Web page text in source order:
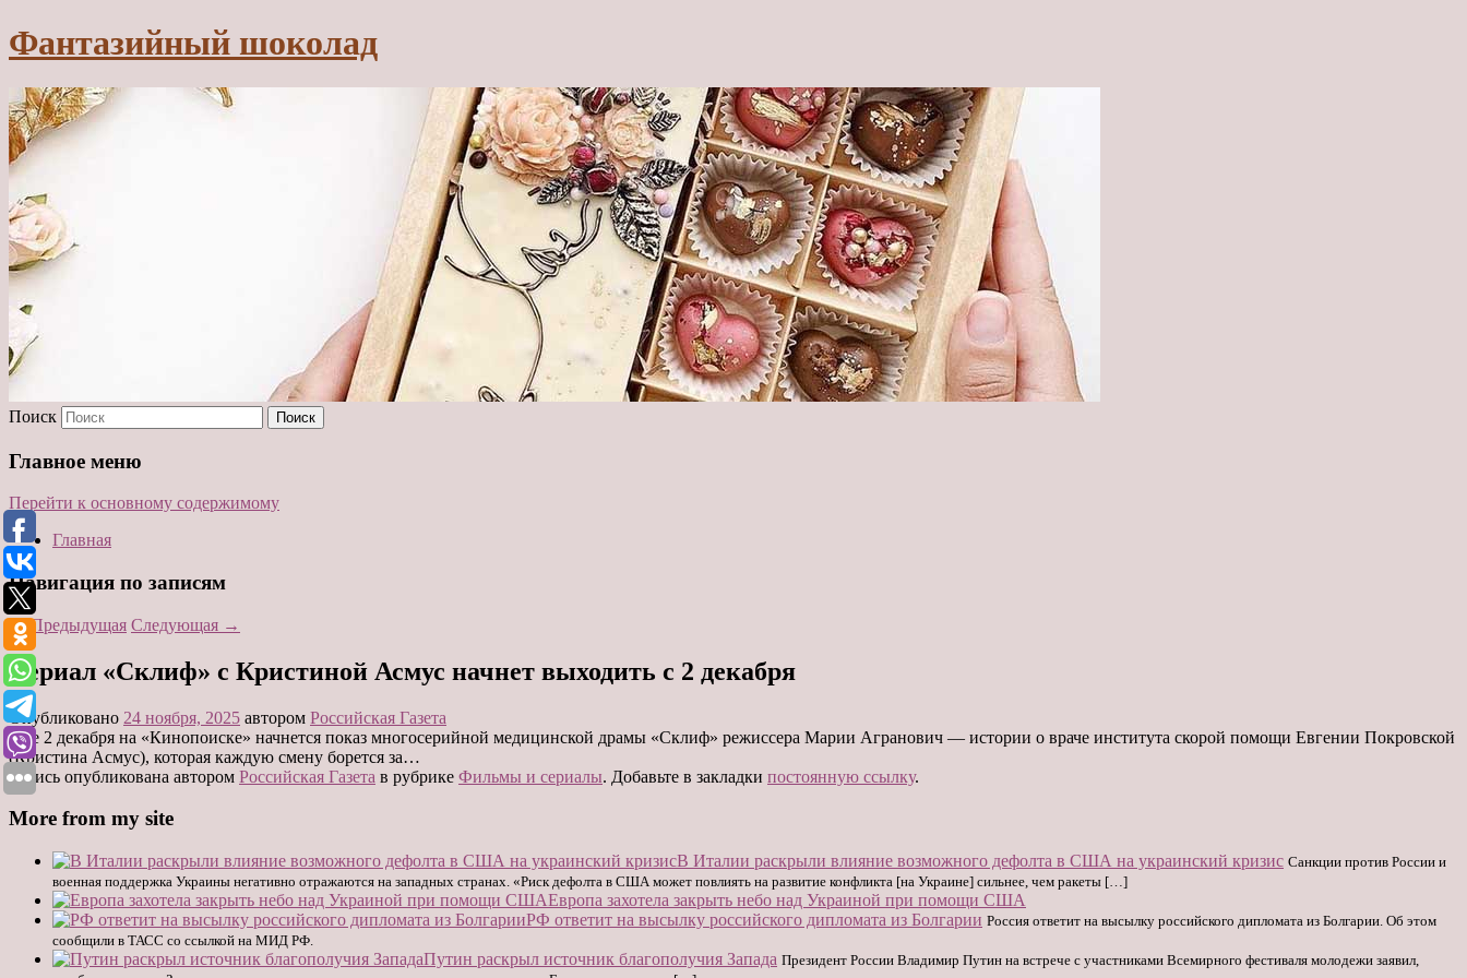
Фантазийный шоколад
Поиск
Главное меню
Перейти к основному содержимому
Главная
Навигация по записям
←Предыдущая Следующая →
Сериал «Склиф» с Кристиной Асмус начнет выходить с 2 декабря
Опубликовано 24 ноября, 2025 автором Российская Газета
Уже 2 декабря на «Кинопоиске» начнется показ многосерийной медицинской драмы «Склиф» режиссера Марии Агранович — истории о враче института скорой помощи Евгении Покровской
(Кристина Асмус), которая каждую смену борется за…
Запись опубликована автором Российская Газета в рубрике Фильмы и сериалы. Добавьте в закладки постоянную ссылку.
More from my site
В Италии раскрыли влияние возможного дефолта в США на украинский кризис Санкции против России и
военная поддержка Украины негативно отражаются на западных странах. «Риск дефолта в США может повлиять на развитие конфликта [на Украине] сильнее, чем ракеты […]
Европа захотела закрыть небо над Украиной при помощи США
РФ ответит на высылку российского дипломата из Болгарии Россия ответит на высылку российского дипломата из Болгарии. Об этом
сообщили в ТАСС со ссылкой на МИД РФ.
Путин раскрыл источник благополучия Запада Президент России Владимир Путин на встрече с участниками Всемирного фестиваля молодежи заявил,